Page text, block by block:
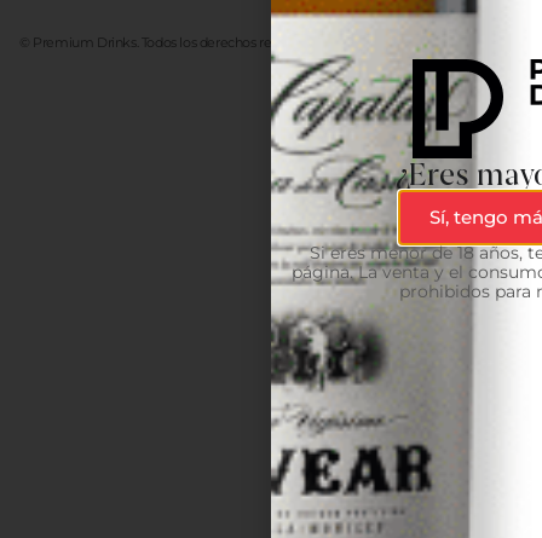
© Premium Drinks. Todos los derechos reservados. Desarrollado Advanze
¿Eres
Sí, tengo
Si eres menor de 18 años,
página. La venta y el
prohibidos para